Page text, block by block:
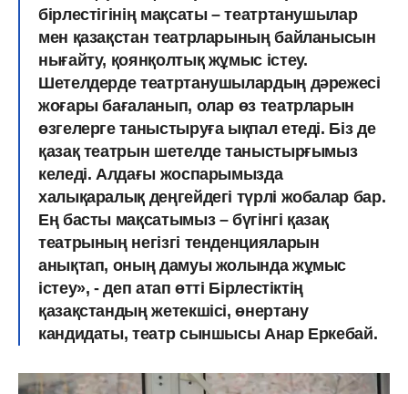
бірлестігінің мақсаты – театртанушылар
мен қазақстан театрларының байланысын
нығайту, қоянқолтық жұмыс істеу.
Шетелдерде театртанушылардың дәрежесі
жоғары бағаланып, олар өз театрларын
өзгелерге таныстыруға ықпал етеді. Біз де
қазақ театрын шетелде таныстырғымыз
келеді. Алдағы жоспарымызда
халықаралық деңгейдегі түрлі жобалар бар.
Ең басты мақсатымыз – бүгінгі қазақ
театрының негізгі тенденцияларын
анықтап, оның дамуы жолында жұмыс
істеу», - деп атап өтті Бірлестіктің
қазақстандың жетекшісі, өнертану
кандидаты, театр сыншысы Анар Еркебай.